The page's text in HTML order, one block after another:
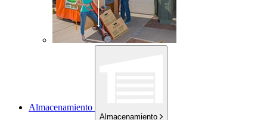
Almacenamiento
Almacenamiento